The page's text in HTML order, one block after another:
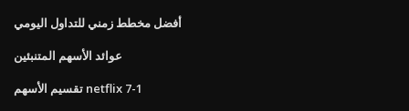
أفضل مخطط زمني للتداول اليومي
عوائد الأسهم المتنبئين
تقسيم الأسهم netflix 7-1